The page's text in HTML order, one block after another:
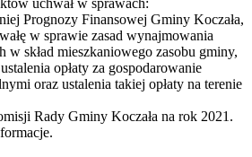
Prognozy Finansowej Gminy Koczała,
w sprawie zasad wynajmowania
w skład mieszkaniowego zasobu gminy,
opłaty za gospodarowanie
oraz ustalenia takiej opłaty na terenie
Rady Gminy Koczała na rok 2021.